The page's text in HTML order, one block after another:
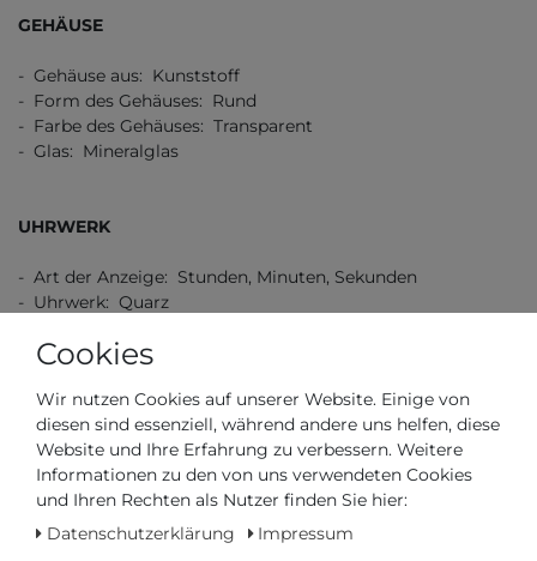
GEHÄUSE
- Gehäuse aus: Kunststoff
- Form des Gehäuses: Rund
- Farbe des Gehäuses: Transparent
- Glas: Mineralglas
UHRWERK
- Art der Anzeige: Stunden, Minuten, Sekunden
- Uhrwerk: Quarz
- Farbe des Ziffernblatts: Transparent
ARMBAND
Cookies
Wir nutzen Cookies auf unserer Website. Einige von
diesen sind essenziell, während andere uns helfen, diese
Website und Ihre Erfahrung zu verbessern. Weitere
Informationen zu den von uns verwendeten Cookies
und Ihren Rechten als Nutzer finden Sie hier:
Datenschutzerklärung
Impressum